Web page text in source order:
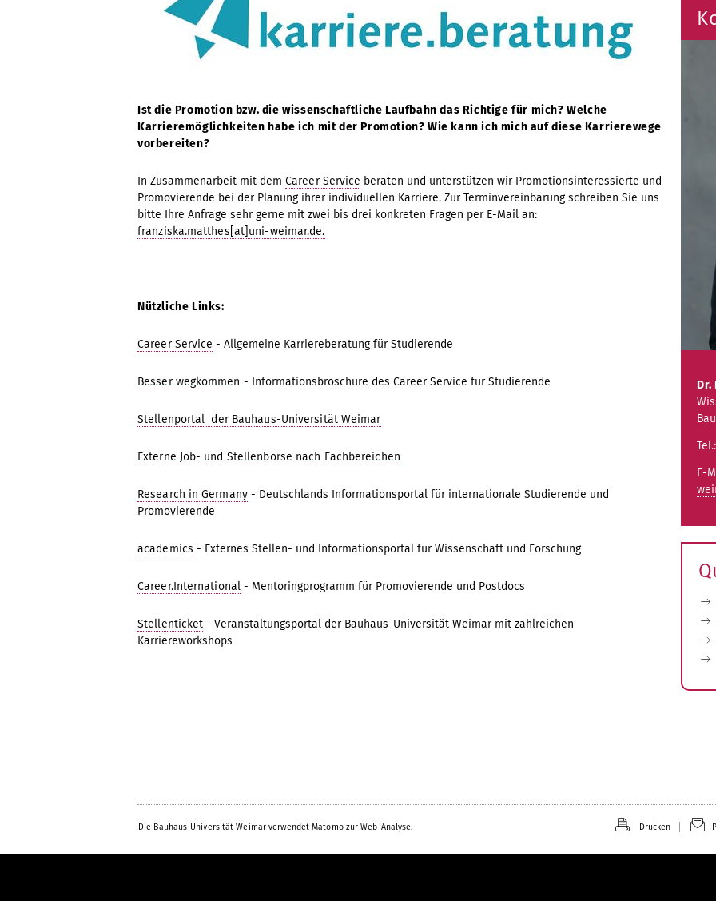
Ist die Promotion bzw. die wissenschaftliche Laufbahn das Richtige für mich? Welche
Karrieremöglichkeiten habe ich mit der Promotion? Wie kann ich mich auf diese Karrierewege
vorbereiten?
In Zusammenarbeit mit dem Career Service beraten und unterstützen wir Promotionsinteressierte und
Promovierende bei der Planung ihrer individuellen Karriere. Zur Terminvereinbarung schreiben Sie uns
bitte Ihre Anfrage sehr gerne mit zwei bis drei konkreten Fragen per E-Mail an:
franziska.matthes[at]uni-weimar.de.
Nützliche Links:
Career Service - Allgemeine Karriereberatung für Studierende
Besser wegkommen - Informationsbroschüre des Career Service für Studierende
Stellenportal der Bauhaus-Universität Weimar
Externe Job- und Stellenbörse nach Fachbereichen
Research in Germany- Deutschlands Informationsportal für internationale Studierende und
Promovierende
academics - Externes Stellen- und Informationsportal für Wissenschaft und Forschung
Career.International - Mentoringprogramm für Promovierende und Postdocs
Stellenticket - Veranstaltungsportal der Bauhaus-Universität Weimar mit zahlreichen
Karriereworkshops
Tel.:
E-
Die Bauhaus-Universität Weimar verwendet Matomo zur Web-Analyse. Drucken